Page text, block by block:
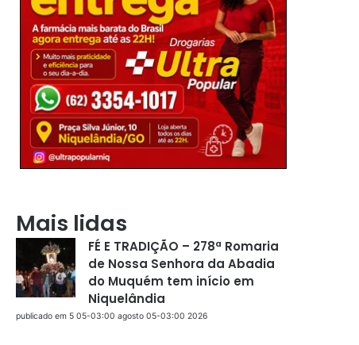
Mais lidas
FÉ E TRADIÇÃO – 278ª Romaria
de Nossa Senhora da Abadia
do Muquém tem início em
Niquelândia
publicado em 5 05-03:00 agosto 05-03:00 2026